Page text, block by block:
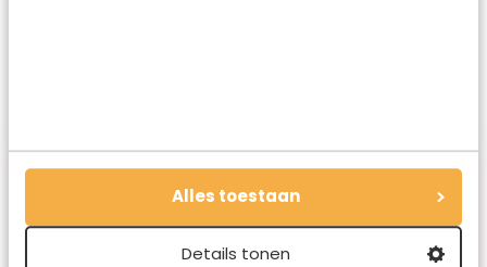
Alles toestaan
Details tonen